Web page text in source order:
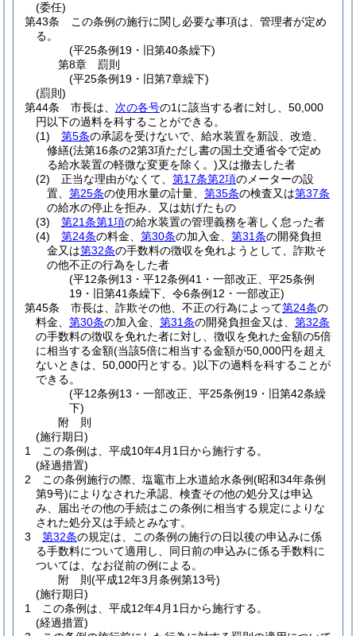
(委任)
第43条
この条例の施行に関し必要な事項は、管理者が定め
る。
(平25条例19・旧第40条繰下)
第8章
罰則
(平25条例19・旧第7章繰下)
(罰則)
第44条
市長は、 次の各号の1に該当する者に対し、50,000
円以下の過料を科することができる。
(1)
第5条の承認を受けないで、給水装置を新設、改造、
修繕(法第16条の2第3項ただし書の国土交通省令で定め
る給水装置の軽微な変更を除く。)又は撤去した者
(2)
正当な理由がなくて、 第17条第2項のメーターの設
置、 第25条の使用水量の計量、 第35条の検査又は第37条
の給水の停止を拒み、又は妨げたもの
(3)
第21条第1項の給水装置の管理義務を著しく怠った者
(4)
第24条の料金、 第30条の加入金、 第31条の開発負担
金又は第32条の手数料の徴収を免れようとして、詐欺そ
の他不正の行為をした者
(平12条例13・平12条例41・一部改正、平25条例
19・旧第41条繰下、令6条例12・一部改正)
第45条
市長は、詐欺その他、不正の行為によって第24条の
料金、 第30条の加入金、 第31条の開発負担金又は、 第32条
の手数料の徴収を免れた者に対し、徴収を免れた金額の5倍
に相当する金額(当該5倍に相当する金額が50,000円を超え
ないときは、50,000円とする。)以下の過料を科することが
できる。
(平12条例13・一部改正、平25条例19・旧第42条繰
下)
附 則
(施行期日)
1
この条例は、平成10年4月1日から施行する。
(経過措置)
2
この条例施行の際、塩竈市上水道給水条例(昭和34年条例
第9号)によりなされた承認、検査その他の処分又は申込
み、届出その他の手続はこの条例に相当する規定によりな
された処分又は手続とみなす。
3
第32条の規定は、この条例の施行の日以後の申込みに係
る手数料について適用し、同日前の申込みに係る手数料に
ついては、なお従前の例による。
附 則(平成12年3月条例第13号)
(施行期日)
1
この条例は、平成12年4月1日から施行する。
(経過措置)